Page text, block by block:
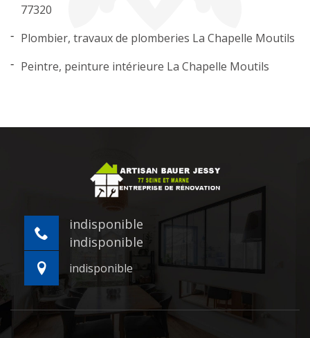
77320
Plombier, travaux de plomberies La Chapelle Moutils
Peintre, peinture intérieure La Chapelle Moutils
indisponible
indisponible
indisponible